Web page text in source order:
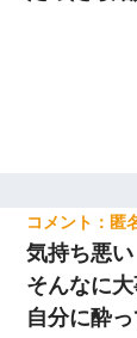
匿
気持ち悪い
そんなに
自分に酔